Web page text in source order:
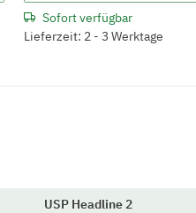
Sofort verfügbar
Lieferzeit: 2 - 3 Werktage
USP Headline 2